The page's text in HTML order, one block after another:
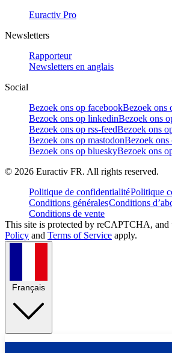
Euractiv Pro
Newsletters
Rapporteur
Newsletters en anglais
Social
Bezoek ons op facebookBezoek ons
Bezoek ons op linkedinBezoek ons
Bezoek ons op rss-feedBezoek ons
Bezoek ons op mastodonBezoek ons
Bezoek ons op blueskyBezoek ons
© 2026 Euractiv FR. All rights reserved.
Politique de confidentialitéPolitique
Conditions généralesConditions
Conditions de vente
This site is protected by reCAPTCHA, and
Policy and Terms of Service apply.
Français